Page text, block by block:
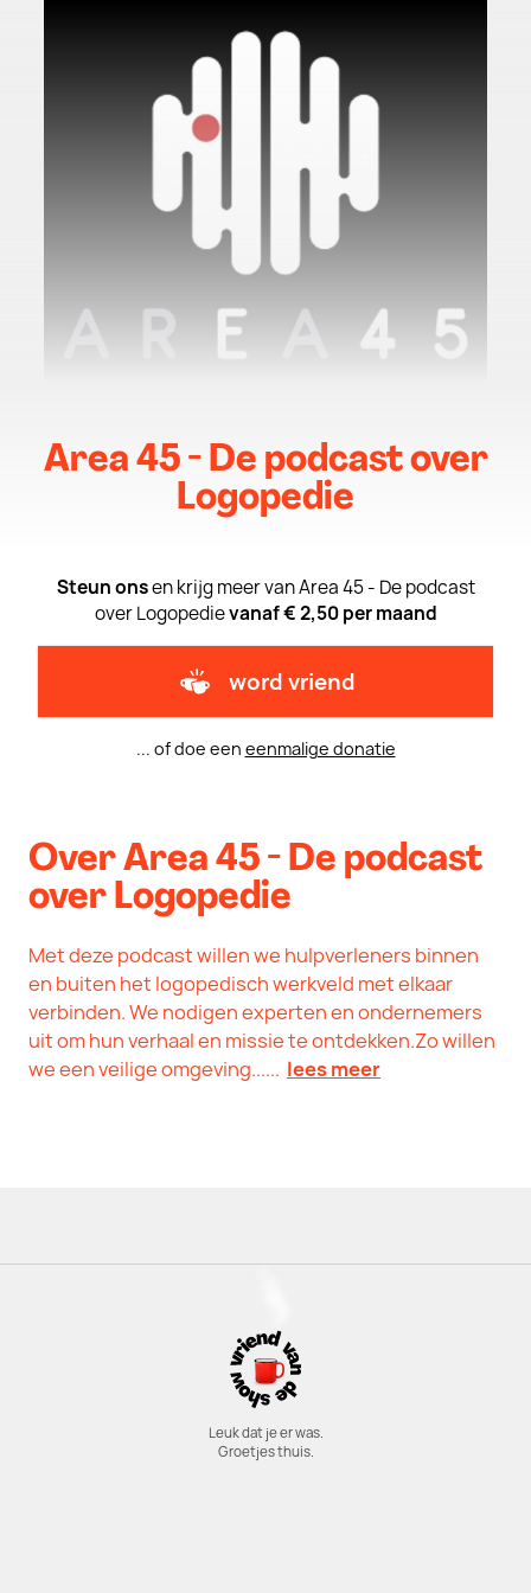
Area 45 - De podcast over
Logopedie
Steun onsen krijg meer van Area 45 - De podcast
over Logopedievanaf € 2,50 per maand
word vriend
... of doe een eenmalige donatie
Over Area 45 - De podcast
over Logopedie
Met deze podcast willen we hulpverleners binnen
en buiten het logopedisch werkveld met elkaar
verbinden. We nodigen experten en ondernemers
uit om hun verhaal en missie te ontdekken.Zo willen
we een veilige omgeving...... lees meer
Leuk dat je er was.
Groetjes thuis.